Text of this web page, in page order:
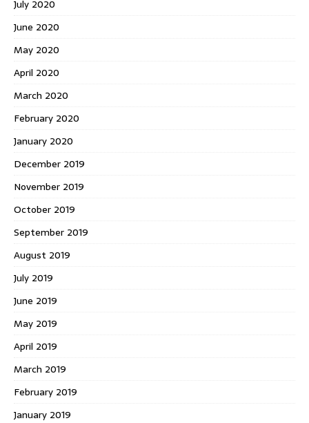
July 2020
June 2020
May 2020
April 2020
March 2020
February 2020
January 2020
December 2019
November 2019
October 2019
September 2019
August 2019
July 2019
June 2019
May 2019
April 2019
March 2019
February 2019
January 2019